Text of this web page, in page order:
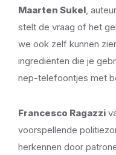
Maarten Sukel,
stelt de vraag of het
we ook zelf kunnen
ingrediënten die je
nep-telefoontjes met
Francesco Ragazzi
voorspellende
herkennen door